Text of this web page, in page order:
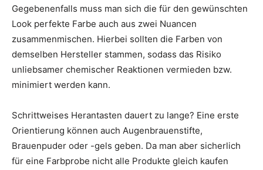
Gegebenenfalls muss man sich die für den gewünschten
Look perfekte Farbe auch aus zwei Nuancen
zusammenmischen. Hierbei sollten die Farben von
demselben Hersteller stammen, sodass das Risiko
unliebsamer chemischer Reaktionen vermieden bzw.
minimiert werden kann.
Schrittweises Herantasten dauert zu lange? Eine erste
Orientierung können auch Augenbrauenstifte,
Brauenpuder oder -gels geben. Da man aber sicherlich
für eine Farbprobe nicht alle Produkte gleich kaufen